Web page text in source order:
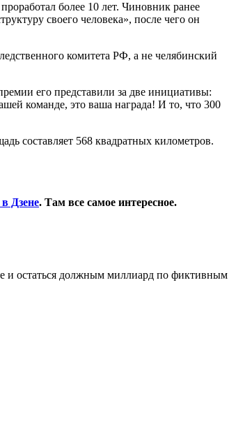
более 10 лет. Чиновник ранее
своего человека», после чего он
комитета РФ, а не челябинский
его представили за две инициативы:
команде, это ваша награда! И то, что 300
составляет 568 квадратных километров.
Дзене. Там все самое интересное.
и остаться должным миллиард по фиктивным